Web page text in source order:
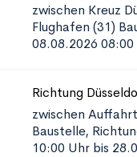
zwischen Kreuz
Flughafen (31)
08.08.2026 08:00
Richtung
zwischen
Baustelle,
10:00 Uhr bis